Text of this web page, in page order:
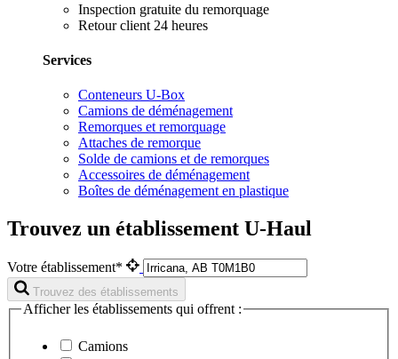
Inspection gratuite du remorquage
Retour client 24 heures
Services
Conteneurs U-Box
Camions de déménagement
Remorques et remorquage
Attaches de remorque
Solde de camions et de remorques
Accessoires de déménagement
Boîtes de déménagement en plastique
Trouvez un établissement U-Haul
Votre établissement*
Trouvez des établissements
Afficher les établissements qui offrent :
Camions